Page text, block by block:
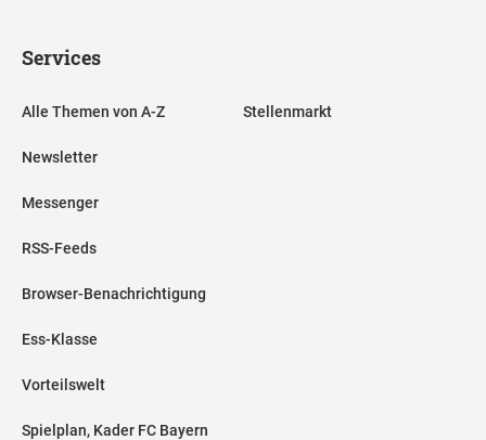
Services
Alle Themen von A-Z
Newsletter
Messenger
RSS-Feeds
Browser-Benachrichtigung
Ess-Klasse
Vorteilswelt
Spielplan, Kader FC Bayern
Stellenmarkt